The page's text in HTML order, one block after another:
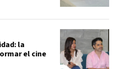
la
el cine